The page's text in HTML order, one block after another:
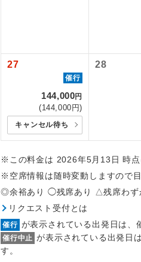
27
催行
144,000円
(144,000円)
キャンセル待ち
28
※この料金は 2026年5月13日 時点
※空席情報は随時変動しますので
◎余裕あり ◯残席あり △残席わず
リクエスト受付とは
催行 が表示されている出発日は、
催行中止 が表示されている出発日
す。